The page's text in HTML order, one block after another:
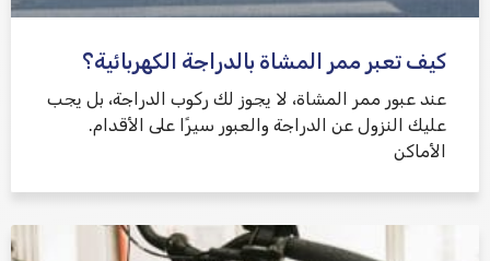
كيف تعبر ممر المشاة بالدراجة الكهربائية؟
عند عبور ممر المشاة، لا يجوز لك ركوب الدراجة، بل يجب
عليك النزول عن الدراجة والعبور سيرًا على الأقدام.
الأماكن